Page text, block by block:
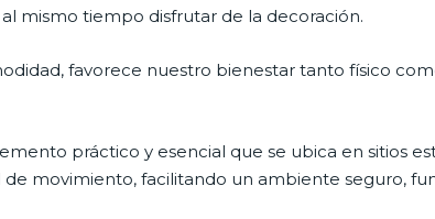
mismo tiempo disfrutar de la decoración.
favorece nuestro bienestar tanto físico
práctico y esencial que se ubica en sitios
movimiento, facilitando un ambiente seguro,